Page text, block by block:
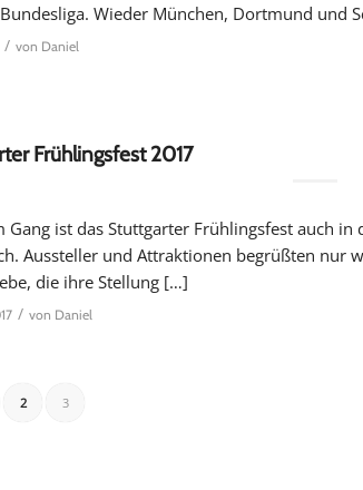
Wieder München, Dortmund und
/ von Daniel
Frühlingsfest 2017
Gang ist das Stuttgarter Frühlingsfest auch in
Aussteller und Attraktionen begrüßten nur
die ihre Stellung […]
/ von Daniel
2 3